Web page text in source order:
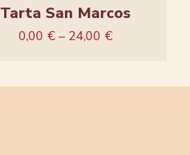
Tarta San Marcos
0,00 €– 24,00 €